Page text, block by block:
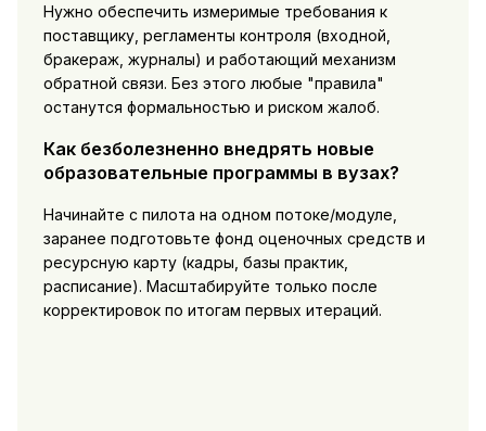
Нужно обеспечить измеримые требования к
поставщику, регламенты контроля (входной,
бракераж, журналы) и работающий механизм
обратной связи. Без этого любые "правила"
останутся формальностью и риском жалоб.
Как безболезненно внедрять новые
образовательные программы в вузах?
Начинайте с пилота на одном потоке/модуле,
заранее подготовьте фонд оценочных средств и
ресурсную карту (кадры, базы практик,
расписание). Масштабируйте только после
корректировок по итогам первых итераций.